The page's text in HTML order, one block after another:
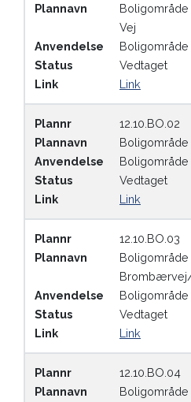
Plannavn
Boligområde
Vej
Anvendelse
Boligområde
Status
Vedtaget
Link
Link
Plannr
12.10.BO.02
Plannavn
Boligområde
Anvendelse
Boligområde
Status
Vedtaget
Link
Link
Plannr
12.10.BO.03
Plannavn
Boligområde
Anvendelse
Boligområde
Status
Vedtaget
Link
Link
Plannr
12.10.BO.04
Plannavn
Boligområde